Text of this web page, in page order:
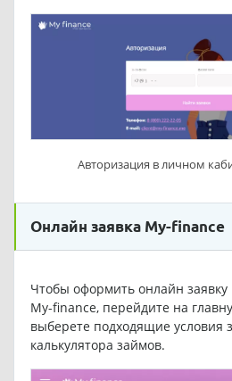
Авторизация в личном
Онлайн заявка My-finance
Чтобы оформить онлайн заявку
My-finance, перейдите на
выберете подходящие
калькулятора займов.